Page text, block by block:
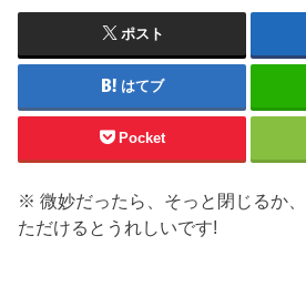
ポスト
はてブ
Pocket
※ 微妙だったら、そっと閉じるか、
ただけるとうれしいです!